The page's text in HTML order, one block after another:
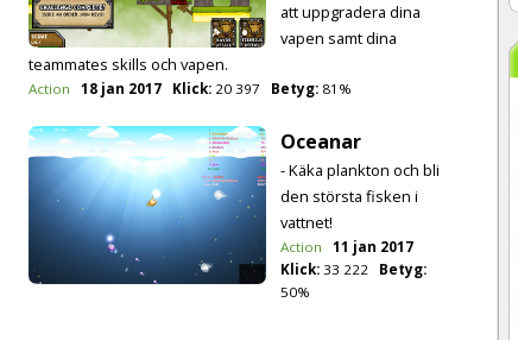
att uppgradera dina
vapen samt dina
teammates skills och vapen.
Action 18 jan 2017 Klick:20 397 Betyg: 81%
Oceanar
- Käka plankton och bli
den största fisken i
vattnet!
Action
11 jan 2017
Klick:33 222
Betyg:
50%